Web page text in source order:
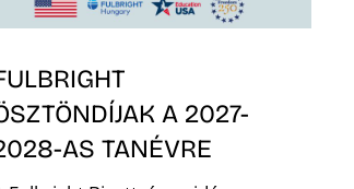
A 2027-
AS TANÉVRE